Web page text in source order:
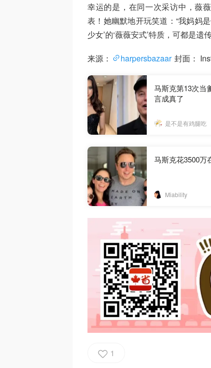
幸运的是，在同一次采访中，薇
表！她幽默地开玩笑道：“我妈妈
少女’的‘薇薇安式’特质，可都是遗
来源： harpersbazaar 封面：
马斯克第13次当
言成真了
是不是有鸡腿吃
马斯克花3500万
Miability
1